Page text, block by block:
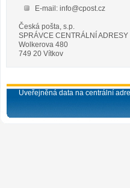
E-mail: info@cpost.cz
Česká pošta, s.p.
SPRÁVCE CENTRÁLNÍ ADRESY
Wolkerova 480
749 20 Vítkov
Uveřejněná data na centrální